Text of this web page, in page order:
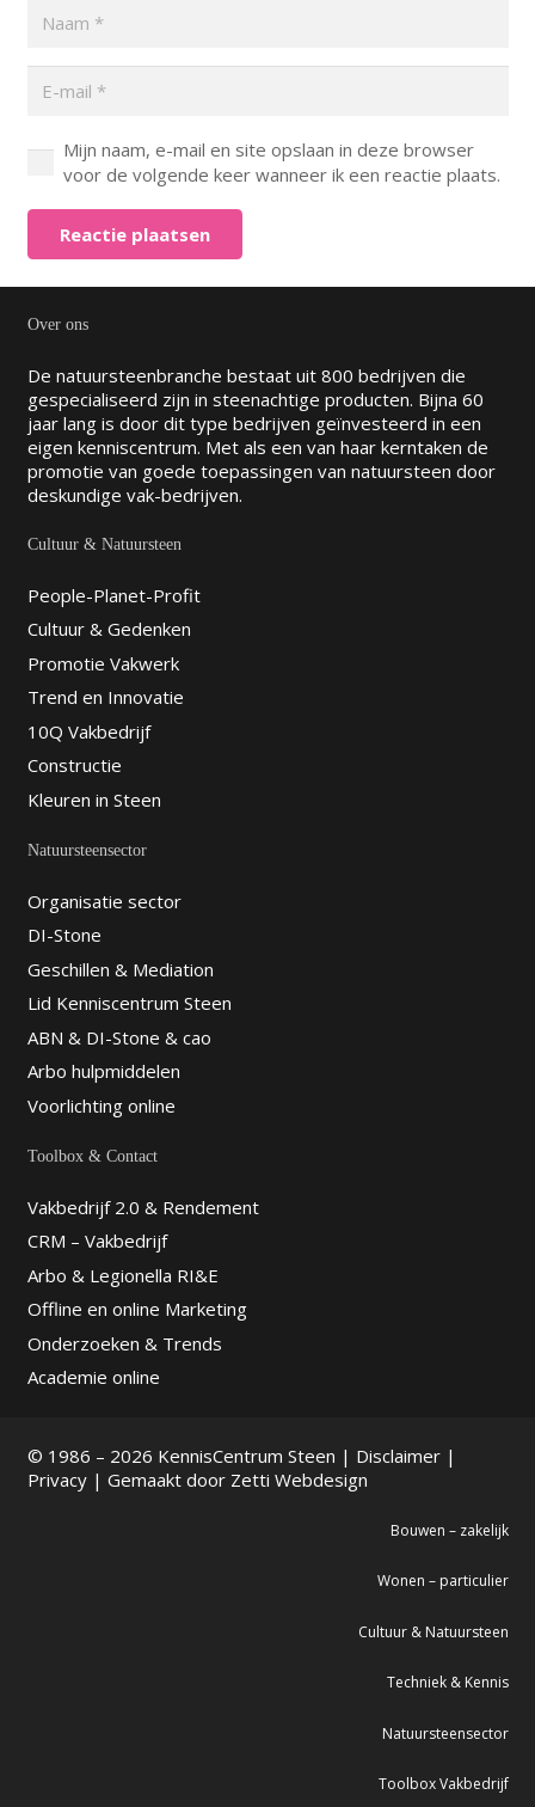
Mijn naam, e-mail en site opslaan in deze browser
voor de volgende keer wanneer ik een reactie plaats.
Reactie plaatsen
Over ons
De natuursteenbranche bestaat uit 800 bedrijven die
gespecialiseerd zijn in steenachtige producten. Bijna 60
jaar lang is door dit type bedrijven geïnvesteerd in een
eigen kenniscentrum. Met als een van haar kerntaken de
promotie van goede toepassingen van natuursteen door
deskundige vak-bedrijven.
Cultuur & Natuursteen
People-Planet-Profit
Cultuur & Gedenken
Promotie Vakwerk
Trend en Innovatie
10Q Vakbedrijf
Constructie
Kleuren in Steen
Natuursteensector
Organisatie sector
DI-Stone
Geschillen & Mediation
Lid Kenniscentrum Steen
ABN & DI-Stone & cao
Arbo hulpmiddelen
Voorlichting online
Toolbox & Contact
Vakbedrijf 2.0 & Rendement
CRM – Vakbedrijf
Arbo & Legionella RI&E
Offline en online Marketing
Onderzoeken & Trends
Academie online
© 1986 – 2026 KennisCentrum Steen | Disclaimer|
Privacy| Gemaakt door Zetti Webdesign
Bouwen – zakelijk
Wonen – particulier
Cultuur & Natuursteen
Techniek & Kennis
Natuursteensector
Toolbox Vakbedrijf